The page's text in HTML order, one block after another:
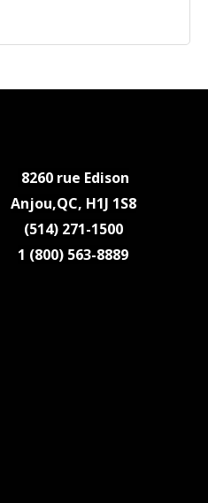
8260 rue Edison
Anjou,QC, H1J 1S8
(514) 271-1500
1 (800) 563-8889